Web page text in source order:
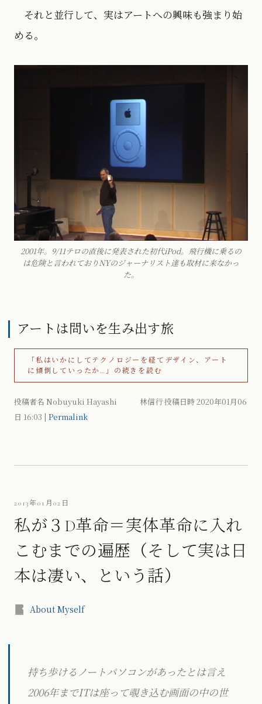
それと並行して、実はアートへの興味も強まり始
める。
2001年。9/11テロの直後に発表された初代iPod。飛行機に乗るの
は危険と言われておりNYのジャーナリスト達も取材に来なかっ
た。
アートは問いを生み出す旅
「私はいかにしてテクノロジーを経てデザイン、アート
に傾倒していったか…」の続きを読む
投稿者名 Nobuyuki Hayashi 林信行 投稿日時 2020年01月06
日 16:03 | Permalink
2013年01月02日
私が３D革命＝実体革命に入れ
こむまでの遍歴（そして実は日
本は凄い、という話）
About Myself
持ち歩けるノートパソコンがあったとは言え
2006年までITは座って覗き込む画面の中の世